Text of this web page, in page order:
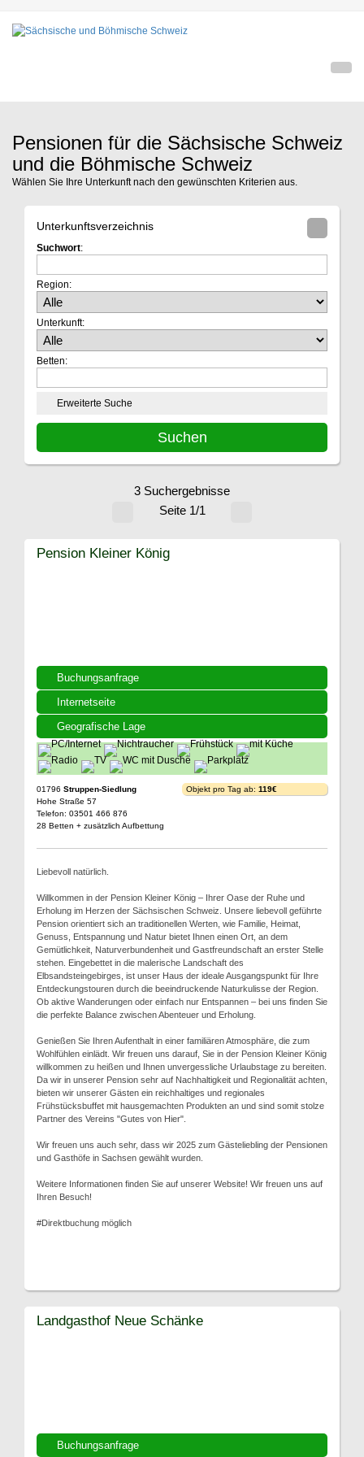
Pensionen für die Sächsische Schweiz
und die Böhmische Schweiz
Wählen Sie Ihre Unterkunft nach den gewünschten Kriterien aus.
Unterkunftsverzeichnis
Suchwort:
Region:
Unterkunft:
Betten:
Erweiterte Suche
3 Suchergebnisse
Seite 1/1
Buchungsanfrage
Internetseite
Geografische Lage
Pension Kleiner König
01796 Struppen-Siedlung
Hohe Straße 57
Telefon: 03501 466 876
28 Betten + zusätzlich Aufbettung
Objekt pro Tag ab: 119€
Liebevoll natürlich.
Willkommen in der Pension Kleiner König – Ihrer Oase der Ruhe und
Erholung im Herzen der Sächsischen Schweiz. Unsere liebevoll geführte
Pension orientiert sich an traditionellen Werten, wie Familie, Heimat,
Genuss, Entspannung und Natur bietet Ihnen einen Ort, an dem
Gemütlichkeit, Naturverbundenheit und Gastfreundschaft an erster Stelle
stehen. Eingebettet in die malerische Landschaft des
Elbsandsteingebirges, ist unser Haus der ideale Ausgangspunkt für Ihre
Entdeckungstouren durch die beeindruckende Naturkulisse der Region.
Ob aktive Wanderungen oder einfach nur Entspannen – bei uns finden Sie
die perfekte Balance zwischen Abenteuer und Erholung.
Genießen Sie Ihren Aufenthalt in einer familiären Atmosphäre, die zum
Wohlfühlen einlädt. Wir freuen uns darauf, Sie in der Pension Kleiner König
willkommen zu heißen und Ihnen unvergessliche Urlaubstage zu bereiten.
Da wir in unserer Pension sehr auf Nachhaltigkeit und Regionalität achten,
bieten wir unserer Gästen ein reichhaltiges und regionales
Frühstücksbuffet mit hausgemachten Produkten an und sind somit stolze
Partner des Vereins "Gutes von Hier".
Wir freuen uns auch sehr, dass wir 2025 zum Gästeliebling der Pensionen
und Gasthöfe in Sachsen gewählt wurden.
Weitere Informationen finden Sie auf unserer Website! Wir freuen uns auf
Ihren Besuch!
#Direktbuchung möglich
Buchungsanfrage
Landgasthof Neue Schänke